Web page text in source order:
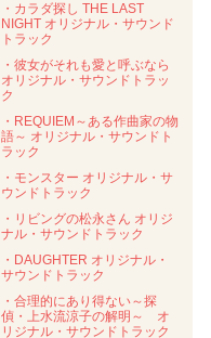
・カラダ探し THE LAST
NIGHT オリジナル・サウンド
トラック
・彼女がそれも愛と呼ぶなら
オリジナル・サウンドトラッ
ク
・REQUIEM～ある作曲家の物
語～ オリジナル・サウンドト
ラック
・モンスター オリジナル・サ
ウンドトラック
・リビングの松永さん オリジ
ナル・サウンドトラック
・DAUGHTER オリジナル・
サウンドトラック
・合理的にあり得ない～探
偵・上水流涼子の解明～ オ
リジナル・サウンドトラック